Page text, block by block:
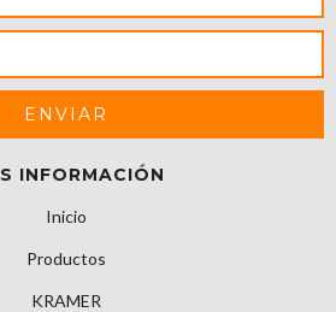
INFORMACIÓN
Inicio
Productos
KRAMER